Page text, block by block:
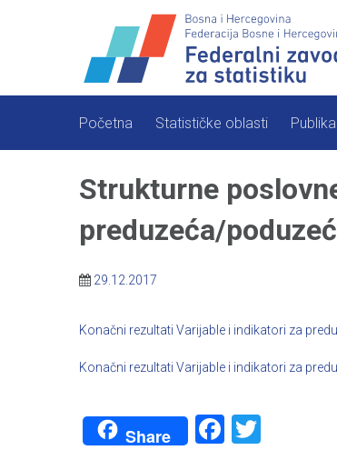
Početna Statističke oblasti
Strukturne
preduzeća/
29.12.2017
Konačni rezultati Varijable i indikatori za
Konačni rezultati Varijable i indikatori za
Share Facebook